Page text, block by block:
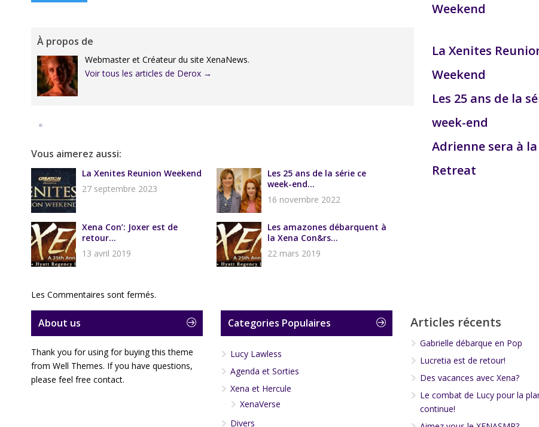
À propos de
Webmaster et Créateur du site XenaNews.
Voir tous les articles de Derox →
Vous aimerez aussi:
La Xenites Reunion Weekend
27 septembre 2023
Les 25 ans de la série ce
week-end...
16 novembre 2022
Xena Con’: Joxer est de
retour...
13 avril 2019
Les amazones débarquent à
la Xena Con&rs...
22 mars 2019
Les Commentaires sont fermés.
Weekend
La Xenites
Weekend
Les 25 ans de la
week-end
Adrienne sera à
Retreat
About us
Thank you for using for buying this theme
from Well Themes. If you have questions,
please feel free contact.
Categories Populaires
Lucy Lawless
Agenda et Sorties
Xena et Hercule
XenaVerse
Divers
Articles récents
Gabrielle débarque en Pop
Lucretia est de retour!
Des vacances avec Xena?
Le combat de Lucy pour la
continue!